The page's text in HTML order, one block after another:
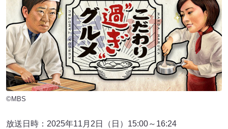
©MBS
放送日時：2025年11月2日（日）15:00～16:24